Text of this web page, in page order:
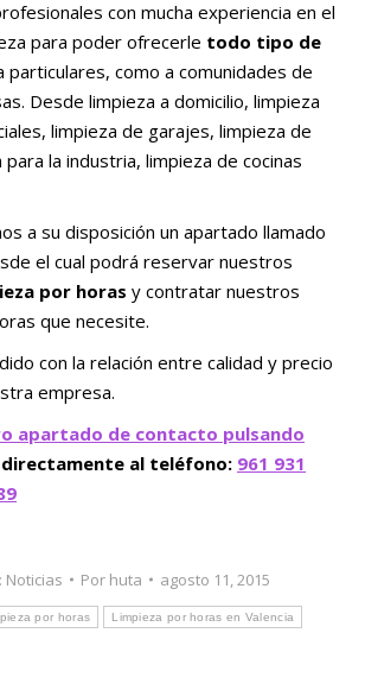
con mucha experiencia en el
para poder ofrecerle todo tipo de
particulares, como a comunidades de
Desde limpieza a domicilio, limpieza
limpieza de garajes, limpieza de
la industria, limpieza de cocinas
a su disposición un apartado llamado
el cual podrá reservar nuestros
por horas y contratar nuestros
que necesite.
con la relación entre calidad y precio
empresa.
apartado de contacto pulsando
al teléfono: 961 931
Noticias Por huta
agosto 11, 2015
por horas Limpieza por horas en Valencia